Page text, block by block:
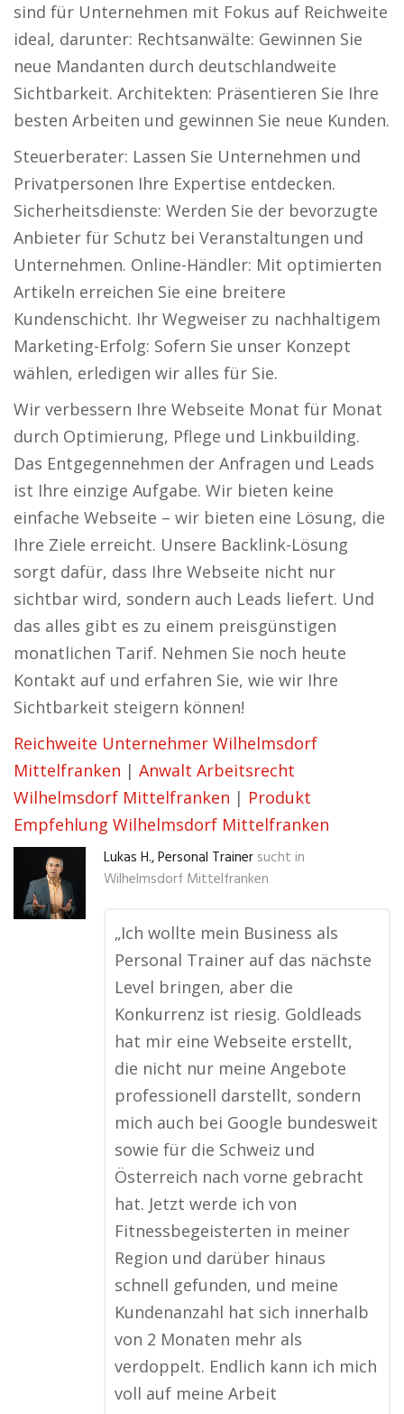
sind für Unternehmen mit Fokus auf Reichweite
ideal, darunter: Rechtsanwälte: Gewinnen Sie
neue Mandanten durch deutschlandweite
Sichtbarkeit. Architekten: Präsentieren Sie Ihre
besten Arbeiten und gewinnen Sie neue Kunden.
Steuerberater: Lassen Sie Unternehmen und
Privatpersonen Ihre Expertise entdecken.
Sicherheitsdienste: Werden Sie der bevorzugte
Anbieter für Schutz bei Veranstaltungen und
Unternehmen. Online-Händler: Mit optimierten
Artikeln erreichen Sie eine breitere
Kundenschicht. Ihr Wegweiser zu nachhaltigem
Marketing-Erfolg: Sofern Sie unser Konzept
wählen, erledigen wir alles für Sie.
Wir verbessern Ihre Webseite Monat für Monat
durch Optimierung, Pflege und Linkbuilding.
Das Entgegennehmen der Anfragen und Leads
ist Ihre einzige Aufgabe. Wir bieten keine
einfache Webseite – wir bieten eine Lösung, die
Ihre Ziele erreicht. Unsere Backlink-Lösung
sorgt dafür, dass Ihre Webseite nicht nur
sichtbar wird, sondern auch Leads liefert. Und
das alles gibt es zu einem preisgünstigen
monatlichen Tarif. Nehmen Sie noch heute
Kontakt auf und erfahren Sie, wie wir Ihre
Sichtbarkeit steigern können!
Reichweite Unternehmer Wilhelmsdorf
Mittelfranken | Anwalt Arbeitsrecht
Wilhelmsdorf Mittelfranken | Produkt
Empfehlung Wilhelmsdorf Mittelfranken
Lukas H., Personal Trainer sucht in
Wilhelmsdorf Mittelfranken
„Ich wollte mein Business als
Personal Trainer auf das nächste
Level bringen, aber die
Konkurrenz ist riesig. Goldleads
hat mir eine Webseite erstellt,
die nicht nur meine Angebote
professionell darstellt, sondern
mich auch bei Google bundesweit
sowie für die Schweiz und
Österreich nach vorne gebracht
hat. Jetzt werde ich von
Fitnessbegeisterten in meiner
Region und darüber hinaus
schnell gefunden, und meine
Kundenanzahl hat sich innerhalb
von 2 Monaten mehr als
verdoppelt. Endlich kann ich mich
voll auf meine Arbeit